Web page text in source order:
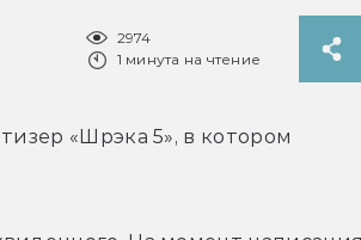
2974
1 минута на чтение
«Шрэка 5», в котором